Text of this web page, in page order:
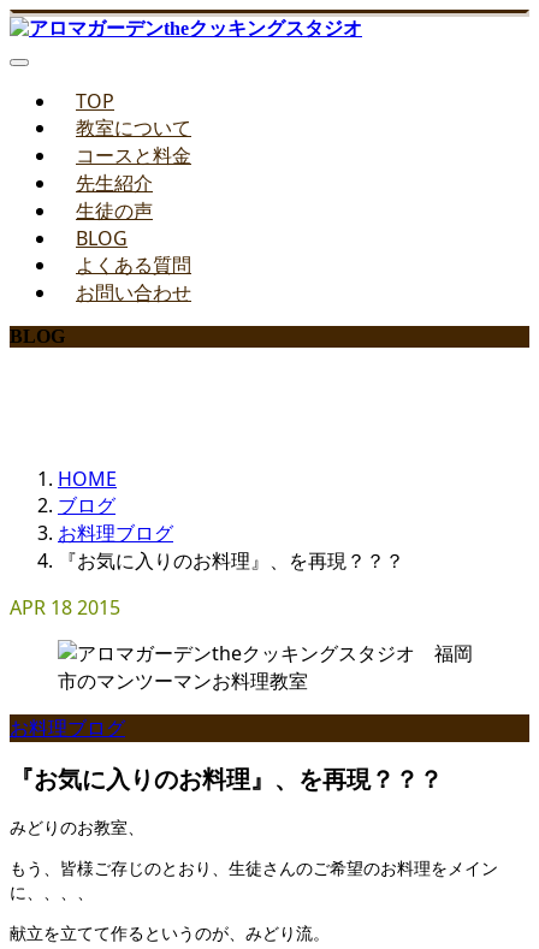
TOP
教室について
コースと料金
先生紹介
生徒の声
BLOG
よくある質問
お問い合わせ
BLOG
HOME
ブログ
お料理ブログ
『お気に入りのお料理』、を再現？？？
APR 182015
お料理ブログ
『お気に入りのお料理』、を再現？？？
みどりのお教室、
もう、皆様ご存じのとおり、生徒さんのご希望のお料理をメイン
に、、、、
献立を立てて作るというのが、みどり流。